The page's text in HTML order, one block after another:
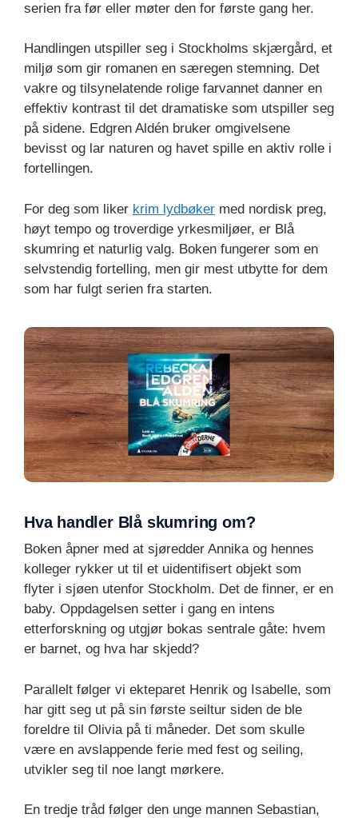
serien fra før eller møter den for første gang her.
Handlingen utspiller seg i Stockholms skjærgård, et
miljø som gir romanen en særegen stemning. Det
vakre og tilsynelatende rolige farvannet danner en
effektiv kontrast til det dramatiske som utspiller seg
på sidene. Edgren Aldén bruker omgivelsene
bevisst og lar naturen og havet spille en aktiv rolle i
fortellingen.
For deg som liker krim lydbøker med nordisk preg,
høyt tempo og troverdige yrkesmiljøer, er Blå
skumring et naturlig valg. Boken fungerer som en
selvstendig fortelling, men gir mest utbytte for dem
som har fulgt serien fra starten.
Hva handler Blå skumring om?
Boken åpner med at sjøredder Annika og hennes
kolleger rykker ut til et uidentifisert objekt som
flyter i sjøen utenfor Stockholm. Det de finner, er en
baby. Oppdagelsen setter i gang en intens
etterforskning og utgjør bokas sentrale gåte: hvem
er barnet, og hva har skjedd?
Parallelt følger vi ekteparet Henrik og Isabelle, som
har gitt seg ut på sin første seiltur siden de ble
foreldre til Olivia på ti måneder. Det som skulle
være en avslappende ferie med fest og seiling,
utvikler seg til noe langt mørkere.
En tredje tråd følger den unge mannen Sebastian,